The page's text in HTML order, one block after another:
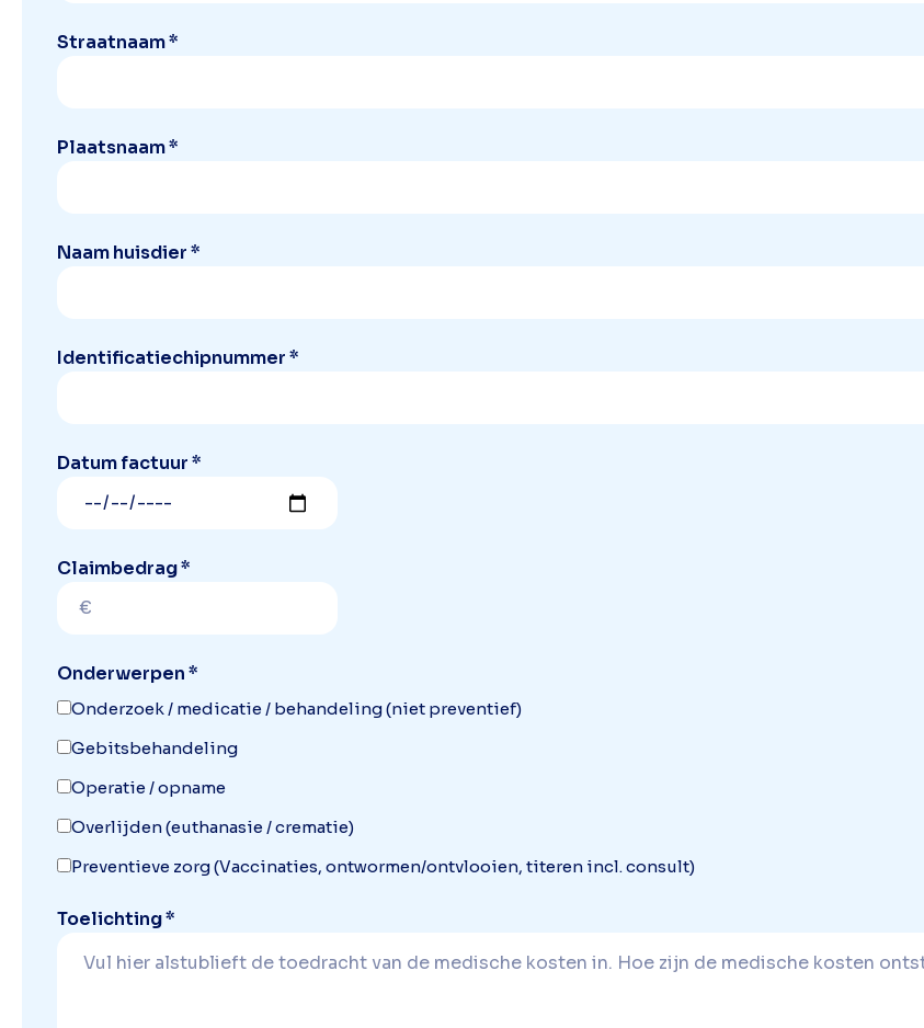
Straatnaam *
Plaatsnaam *
Naam huisdier *
Identificatiechipnummer *
Datum factuur *
Claimbedrag *
€
Onderwerpen *
Onderzoek / medicatie / behandeling (niet preventief)
Gebitsbehandeling
Operatie / opname
Overlijden (euthanasie / crematie)
Preventieve zorg (Vaccinaties, ontwormen/ontvlooien, titeren incl. consult)
Toelichting *